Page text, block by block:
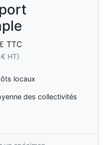
TTC
€ HT)
locaux
des collectivités